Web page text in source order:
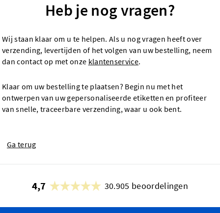
Heb je nog vragen?
Wij staan klaar om u te helpen. Als u nog vragen heeft over
verzending, levertijden of het volgen van uw bestelling, neem
dan contact op met onze klantenservice.
Klaar om uw bestelling te plaatsen? Begin nu met het
ontwerpen van uw gepersonaliseerde etiketten en profiteer
van snelle, traceerbare verzending, waar u ook bent.
Ga terug
4,7 30.905 beoordelingen